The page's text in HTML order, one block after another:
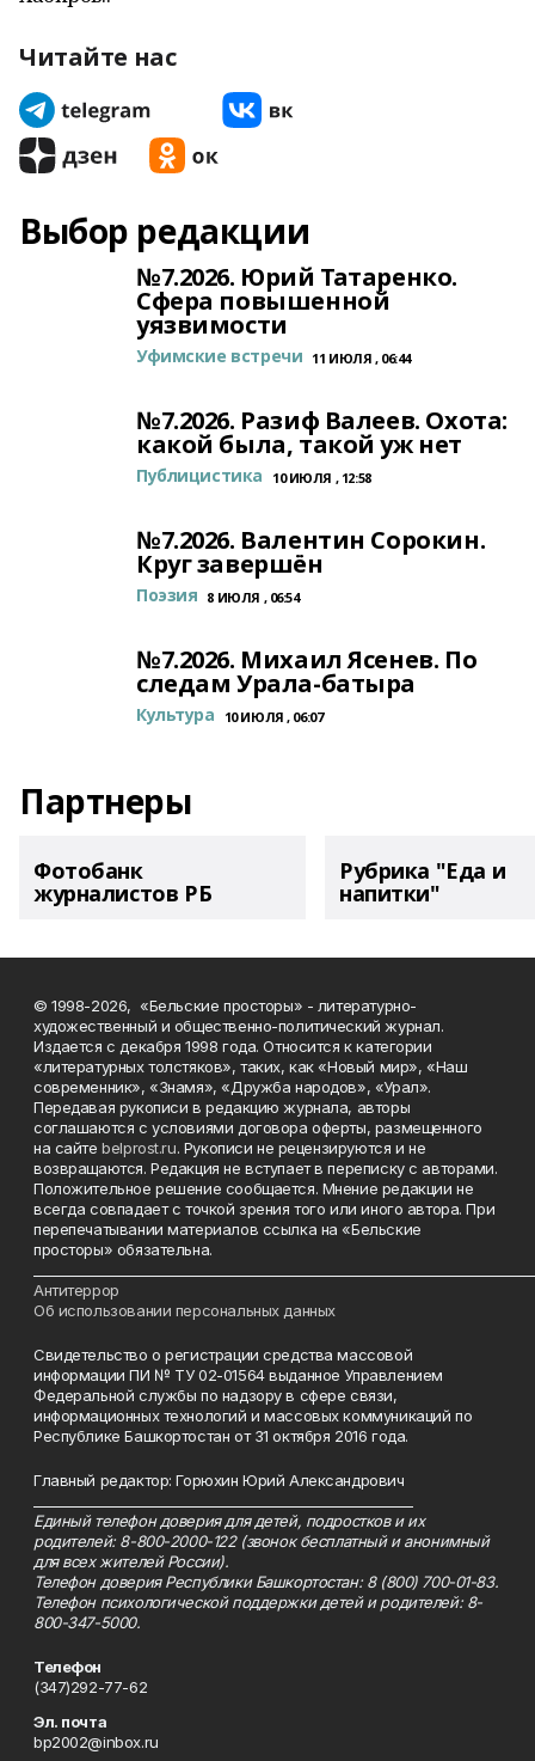
Читайте нас
Выбор редакции
№7.2026. Юрий Татаренко.
Сфера повышенной
уязвимости
Уфимские встречи 11 ИЮЛЯ , 06:44
№7.2026. Разиф Валеев. Охота:
какой была, такой уж нет
Публицистика 10 ИЮЛЯ , 12:58
№7.2026. Валентин Сорокин.
Круг завершён
Поэзия 8 ИЮЛЯ , 06:54
№7.2026. Михаил Ясенев. По
следам Урала-батыра
Культура 10 ИЮЛЯ , 06:07
Партнеры
Фотобанк
журналистов РБ
Рубрика "Еда и
напитки"
© 1998-2026, «Бельские просторы» - литературно-
художественный и общественно-политический журнал.
Издается с декабря 1998 года. Относится к категории
«литературных толстяков», таких, как «Новый мир», «Наш
современник», «Знамя», «Дружба народов», «Урал».
Передавая рукописи в редакцию журнала, авторы
соглашаются с условиями договора оферты, размещенного
на сайтеbelprost.ru. Рукописи не рецензируются и не
возвращаются. Редакция не вступает в переписку с авторами.
Положительное решение сообщается. Мнение редакции не
всегда совпадает с точкой зрения того или иного автора. При
перепечатывании материалов ссылка на «Бельские
просторы» обязательна.
Антитеррор
Об использовании персональных данных
Свидетельство о регистрации средства массовой
информации ПИ № ТУ 02-01564 выданное Управлением
Федеральной службы по надзору в сфере связи,
информационных технологий и массовых коммуникаций по
Республике Башкортостан от 31 октября 2016 года.
Главный редактор: Горюхин Юрий Александрович
Единый телефон доверия для детей, подростков и их
родителей: 8-800-2000-122 (звонок бесплатный и анонимный
для всех жителей России).
Телефон доверия Республики Башкортостан: 8 (800) 700-01-83.
Телефон психологической поддержки детей и родителей: 8-
800-347-5000.
Телефон
(347)292-77-62
Эл. почта
bp2002@inbox.ru